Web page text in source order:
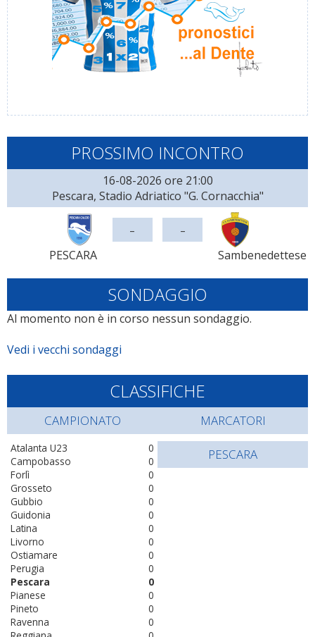
PROSSIMO INCONTRO
16-08-2026 ore 21:00
Pescara, Stadio Adriatico "G. Cornacchia"
PESCARA
- -
Sambenedettese
SONDAGGIO
Al momento non è in corso nessun sondaggio.
Vedi i vecchi sondaggi
CLASSIFICHE
CAMPIONATO
0
Atalanta U23
0
Campobasso
0
Forlì
0
Grosseto
0
Gubbio
0
Guidonia
0
Latina
0
Livorno
0
Ostiamare
0
Perugia
0
Pescara
0
Pianese
0
Pineto
0
Ravenna
MARCATORI
PESCARA